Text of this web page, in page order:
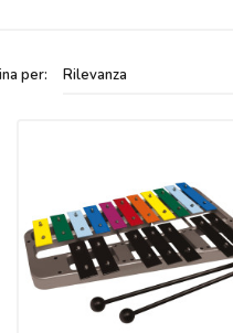
per: Rilevanza